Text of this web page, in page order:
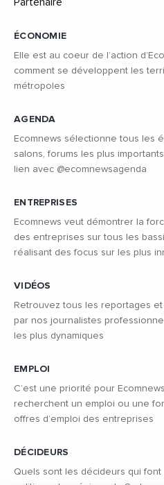
ÉCONOMIE
Elle est au coeur de l’action
comment se développent les
métropoles
AGENDA
Ecomnews sélectionne tous les
salons, forums les plus
lien avec @ecomnewsagenda
ENTREPRISES
Ecomnews veut démontrer la
des entreprises sur tous les
réalisant des focus sur les plus
VIDÉOS
Retrouvez tous les reportages
par nos journalistes
les plus dynamiques
EMPLOI
C’est une priorité pour
recherchent un emploi ou une
offres d’emploi des entreprises
DÉCIDEURS
Quels sont les décideurs qui font